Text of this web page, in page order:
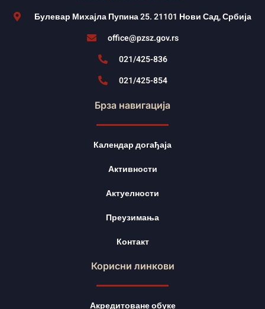
Булевар Михајла Пупина 25. 21101 Нови Сад, Србија
office@pzsz.gov.rs
021/425-836
021/425-854
Брза навигација
Календар догађаја
Активности
Актуелности
Преузимања
Контакт
Корисни линкови
Акредитоване обуке